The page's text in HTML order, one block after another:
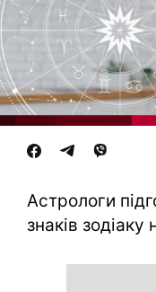
Астрологи
знаків